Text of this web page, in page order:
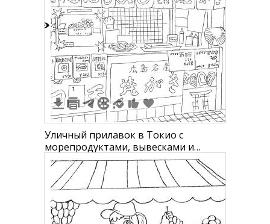
1
Уличный прилавок в Токио с
морепродуктами, вывесками и
декором